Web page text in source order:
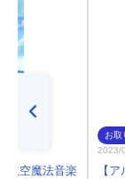
航空魔法音楽
お取
2023/
【